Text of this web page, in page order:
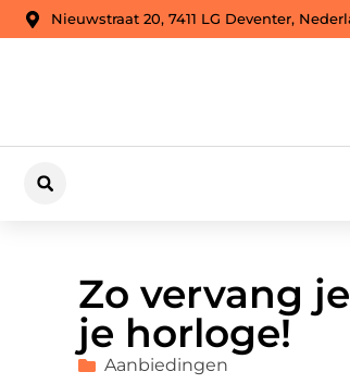
Nieuwstraat 20, 7411 LG Deventer,
Zo vervang
je horloge!
Aanbiedingen